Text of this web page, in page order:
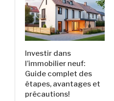
Investir dans
l’immobilier neuf:
Guide complet des
étapes, avantages et
précautions!